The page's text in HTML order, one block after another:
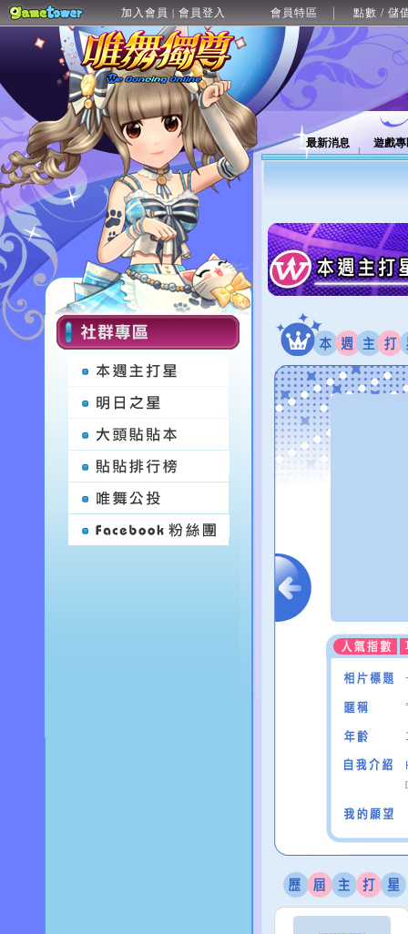
加入會員 | 會員登入 會員特區 點數 / 儲
最新消息 遊戲